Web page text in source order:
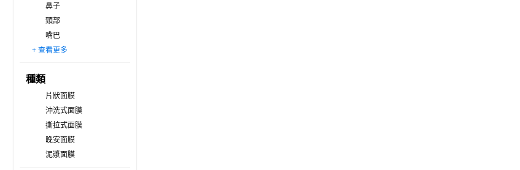
鼻子
頸部
嘴巴
法令紋
T字部位
U字部位
+ 查看更多
種類
片狀面膜
沖洗式面膜
撕拉式面膜
晚安面膜
泥漿面膜